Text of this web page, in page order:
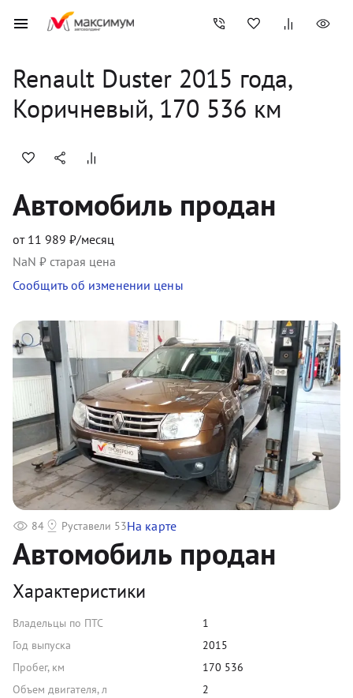
Renault Duster 2015
года,
Коричневый, 170 536 км
Автомобиль продан
от 11 989 ₽/месяц
NaN ₽ старая цена
Сообщить об изменении цены
Автомобиль продан
Характеристики
Владельцы по ПТС
1
Год выпуска
2015
Пробег, км
170 536
Объем двигателя, л
2
84 Руставели 53На карте